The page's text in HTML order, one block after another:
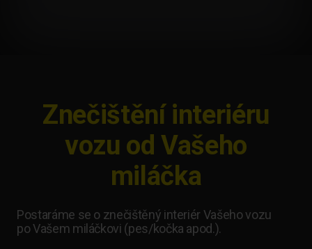
Znečištění interiéru
vozu od Vašeho
miláčka
Postaráme se o znečištěný interiér Vašeho vozu
po Vašem miláčkovi (pes/kočka apod.).